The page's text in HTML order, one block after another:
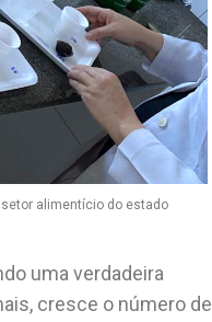
alimentício do estado
uma verdadeira
cresce o número de